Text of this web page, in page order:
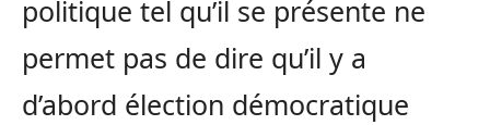
politique tel qu’il se présente ne
permet pas de dire qu’il y a
d’abord élection démocratique